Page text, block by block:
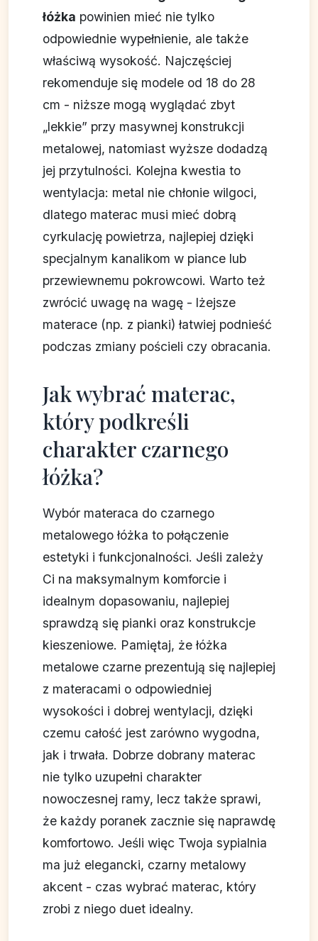
łóżka powinien mieć nie tylko
odpowiednie wypełnienie, ale także
właściwą wysokość. Najczęściej
rekomenduje się modele od 18 do 28
cm - niższe mogą wyglądać zbyt
„lekkie” przy masywnej konstrukcji
metalowej, natomiast wyższe dodadzą
jej przytulności. Kolejna kwestia to
wentylacja: metal nie chłonie wilgoci,
dlatego materac musi mieć dobrą
cyrkulację powietrza, najlepiej dzięki
specjalnym kanalikom w piance lub
przewiewnemu pokrowcowi. Warto też
zwrócić uwagę na wagę - lżejsze
materace (np. z pianki) łatwiej podnieść
podczas zmiany pościeli czy obracania.
Jak wybrać materac,
który podkreśli
charakter czarnego
łóżka?
Wybór materaca do czarnego
metalowego łóżka to połączenie
estetyki i funkcjonalności. Jeśli zależy
Ci na maksymalnym komforcie i
idealnym dopasowaniu, najlepiej
sprawdzą się pianki oraz konstrukcje
kieszeniowe. Pamiętaj, że łóżka
metalowe czarne prezentują się najlepiej
z materacami o odpowiedniej
wysokości i dobrej wentylacji, dzięki
czemu całość jest zarówno wygodna,
jak i trwała. Dobrze dobrany materac
nie tylko uzupełni charakter
nowoczesnej ramy, lecz także sprawi,
że każdy poranek zacznie się naprawdę
komfortowo. Jeśli więc Twoja sypialnia
ma już elegancki, czarny metalowy
akcent - czas wybrać materac, który
zrobi z niego duet idealny.